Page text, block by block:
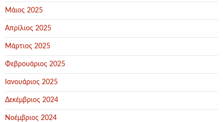
Μάιος 2025
Απρίλιος 2025
Μάρτιος 2025
Φεβρουάριος 2025
Ιανουάριος 2025
Δεκέμβριος 2024
Νοέμβριος 2024